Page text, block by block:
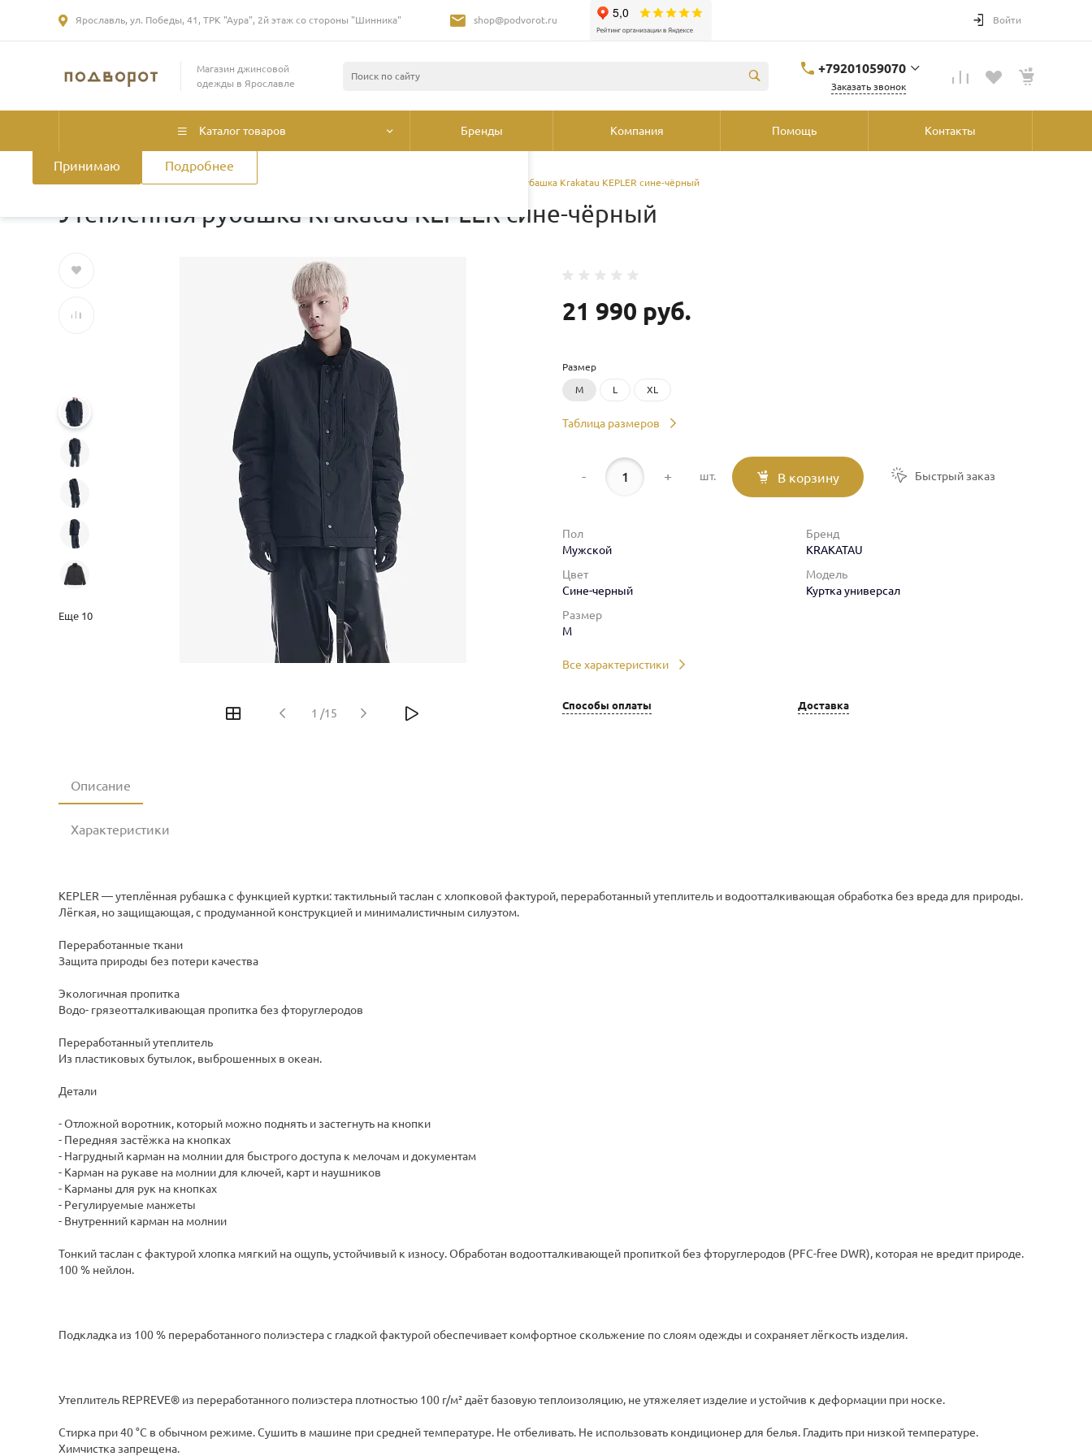
Мы используем файлы cookie, разработанные нашими специалистами и третьими
лицами, для анализа событий на нашем веб-сайте. Продолжая просмотр страниц
Принимаю Подробнее
Ярославль, ул. Победы, 41, ТРК "Аура", 2й этаж со стороны "Шинника" shop@podvorot.ru Войти
Магазин джинсовой
одежды в Ярославле
+79201059070
Заказать звонок
Каталог товаров Бренды Компания Помощь Контакты
Главная / Каталог товаров / Мужская одежда Утепленная рубашка Krakatau KEPLER сине-чёрный
Утепленная рубашка Krakatau KEPLER сине-чёрный
Еще 10
1 /15
21 990 руб.
Размер
M L XL
Таблица размеров
- + шт. В корзину Быстрый заказ
Пол
Мужской
Бренд
KRAKATAU
Цвет
Сине-черный
Модель
Куртка универсал
Размер
M
Все характеристики
Способы оплаты Доставка
Описание
Характеристики
KEPLER — утеплённая рубашка с функцией куртки: тактильный таслан с хлопковой фактурой, переработанный утеплитель и водоотталкивающая обработка без вреда для природы.
Лёгкая, но защищающая, с продуманной конструкцией и минималистичным силуэтом.
Переработанные ткани
Защита природы без потери качества
Экологичная пропитка
Водо- грязеотталкивающая пропитка без фторуглеродов
Переработанный утеплитель
Из пластиковых бутылок, выброшенных в океан.
Детали
- Отложной воротник, который можно поднять и застегнуть на кнопки
- Передняя застёжка на кнопках
- Нагрудный карман на молнии для быстрого доступа к мелочам и документам
- Карман на рукаве на молнии для ключей, карт и наушников
- Карманы для рук на кнопках
- Регулируемые манжеты
- Внутренний карман на молнии
Тонкий таслан с фактурой хлопка мягкий на ощупь, устойчивый к износу. Обработан водоотталкивающей пропиткой без фторуглеродов (PFC-free DWR), которая не вредит природе.
100 % нейлон.
Подкладка из 100 % переработанного полиэстера с гладкой фактурой обеспечивает комфортное скольжение по слоям одежды и сохраняет лёгкость изделия.
Утеплитель REPREVE® из переработанного полиэстера плотностью 100 г/м² даёт базовую теплоизоляцию, не утяжеляет изделие и устойчив к деформации при носке.
Стирка при 40 °C в обычном режиме. Сушить в машине при средней температуре. Не отбеливать. Не использовать кондиционер для белья. Гладить при низкой температуре.
Химчистка запрещена.